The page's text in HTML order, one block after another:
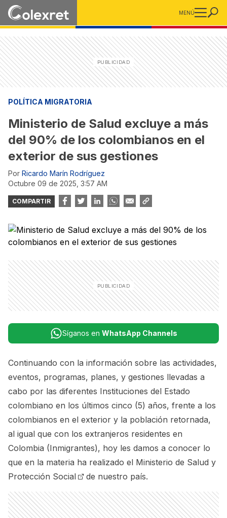
MENÚ
POLÍTICA MIGRATORIA
Ministerio de Salud excluye a más
del 90% de los colombianos en el
exterior de sus gestiones
Por Ricardo Marín Rodríguez
octubre 09 de 2025, 3:57 AM
COMPARTIR
Síganos en WhatsApp Channels
Continuando con la información sobre las actividades,
eventos, programas, planes, y gestiones llevadas a
cabo por las diferentes Instituciones del Estado
colombiano en los últimos cinco (5) años, frente a los
colombianos en el exterior y la población retornada,
al igual que con los extranjeros residentes en
Colombia (Inmigrantes), hoy les damos a conocer lo
que en la materia ha realizado el Ministerio de Salud y
Protección Social
de nuestro país.